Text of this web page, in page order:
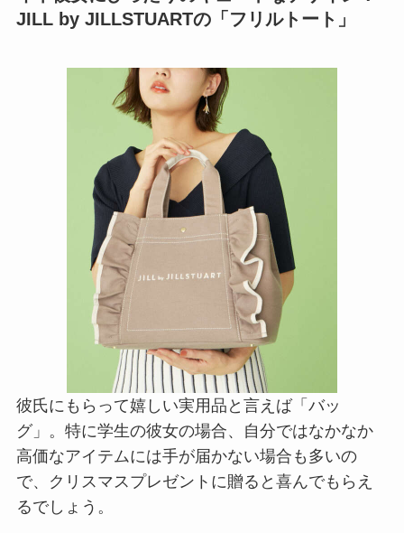
JILL by JILLSTUARTの「フリルトート」
彼氏にもらって嬉しい実用品と言えば「バッ
グ」。特に学生の彼女の場合、自分ではなかなか
高価なアイテムには手が届かない場合も多いの
で、クリスマスプレゼントに贈ると喜んでもらえ
るでしょう。